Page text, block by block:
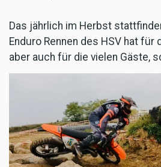
Das jährlich im Herbst
Enduro Rennen des HSV hat für
aber auch für die vielen Gäste,